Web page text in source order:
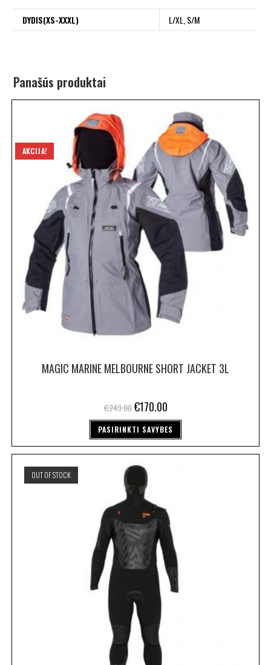
DYDIS(XS-XXXL) L/XL, S/M
Panašūs produktai
AKCIJA!
MAGIC MARINE MELBOURNE SHORT JACKET 3L
€249.00 €170.00
PASIRINKTI SAVYBES
OUT OF STOCK